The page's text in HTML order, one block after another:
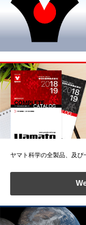
ヤマト科学の全製品、及び